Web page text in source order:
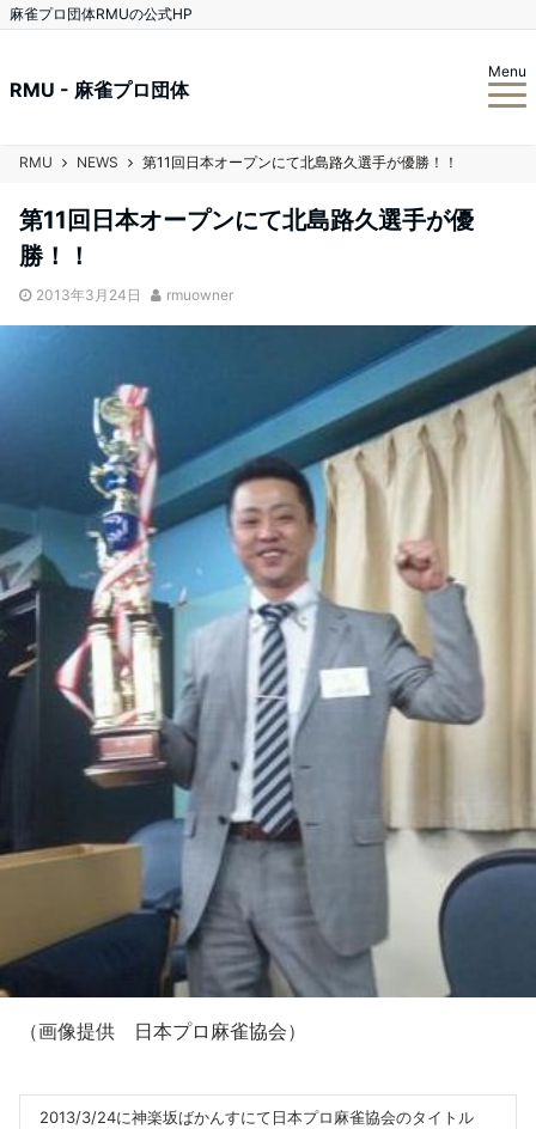
麻雀プロ団体RMUの公式HP
RMU - 麻雀プロ団体
Menu
RMU NEWS 第11回日本オープンにて北島路久選手が優勝！！
第11回日本オープンにて北島路久選手が優
勝！！
2013年3月24日 rmuowner
（画像提供 日本プロ麻雀協会）
2013/3/24に神楽坂ばかんすにて日本プロ麻雀協会のタイトル